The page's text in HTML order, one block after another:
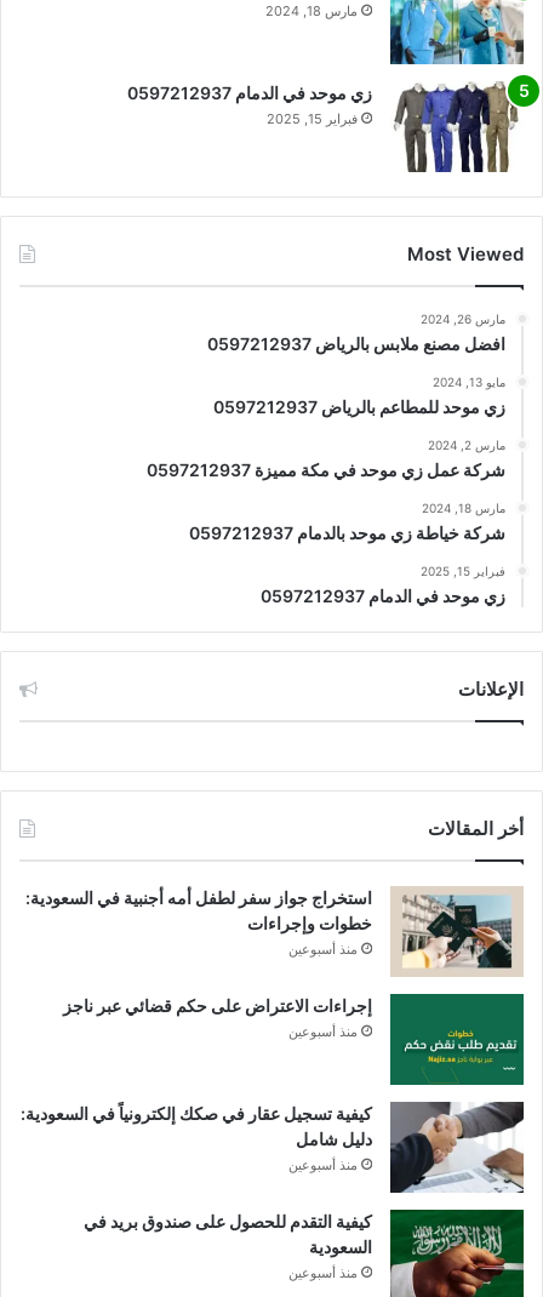
مارس 18, 2024
زي موحد في الدمام 0597212937
فبراير 15, 2025
Most Viewed
مارس 26, 2024
افضل مصنع ملابس بالرياض 0597212937
مايو 13, 2024
زي موحد للمطاعم بالرياض 0597212937
مارس 2, 2024
شركة عمل زي موحد في مكة مميزة 0597212937
مارس 18, 2024
شركة خياطة زي موحد بالدمام 0597212937
فبراير 15, 2025
زي موحد في الدمام 0597212937
الإعلانات
أخر المقالات
استخراج جواز سفر لطفل أمه أجنبية في السعودية:
خطوات وإجراءات
منذ أسبوعين
إجراءات الاعتراض على حكم قضائي عبر ناجز
منذ أسبوعين
كيفية تسجيل عقار في صكك إلكترونياً في السعودية:
دليل شامل
منذ أسبوعين
كيفية التقدم للحصول على صندوق بريد في
السعودية
منذ أسبوعين